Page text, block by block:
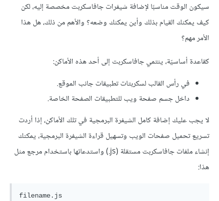
سيكون الوقت مناسبًا لإضافة شيفرات جافاسكربت مخصصة إليه، لكن
كيف يمكنك القيام بذلك وأين يمكنك وضعه؟ والأهم من ذلك، هل هذا
الأمر مهم؟
كقاعدة أساسيّة، ينتمي جافاسكربت إلى أحد هذه الأماكن:
في رأس القالب لسكربتات تطبيقات جانب الموقع.
داخل جسم صفحة ويب للتطبيقات الصفحة الخاصة.
لا يجب عليك إضافة كامل الشيفرة البرمجية في تلك الأماكن، إذا أردت
تسريع تحميل صفحات الويب وتسهيل قراءة الشيفرة البرمجية، يمكنك
إنشاء ملفات جافاسكربت مستقلة (‎.js) واستدعائها باستخدام مرجع مثل
هذا: